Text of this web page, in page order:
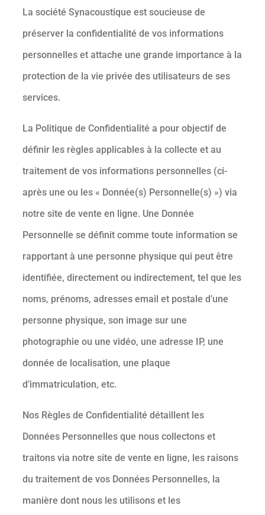
La société Synacoustique est soucieuse de
préserver la confidentialité de vos informations
personnelles et attache une grande importance à la
protection de la vie privée des utilisateurs de ses
services.
La Politique de Confidentialité a pour objectif de
définir les règles applicables à la collecte et au
traitement de vos informations personnelles (ci-
après une ou les « Donnée(s) Personnelle(s) ») via
notre site de vente en ligne. Une Donnée
Personnelle se définit comme toute information se
rapportant à une personne physique qui peut être
identifiée, directement ou indirectement, tel que les
noms, prénoms, adresses email et postale d’une
personne physique, son image sur une
photographie ou une vidéo, une adresse IP, une
donnée de localisation, une plaque
d’immatriculation, etc.
Nos Règles de Confidentialité détaillent les
Données Personnelles que nous collectons et
traitons via notre site de vente en ligne, les raisons
du traitement de vos Données Personnelles, la
manière dont nous les utilisons et les